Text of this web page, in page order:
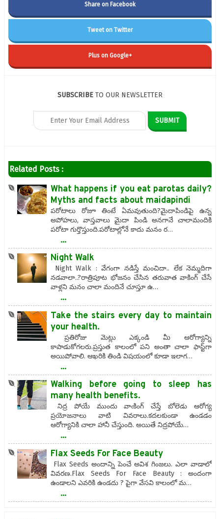
Share on Facebook
Tweet on Twitter
Plus on Google+
SUBSCRIBE TO OUR NEWSLETTER
Related Posts :
What happens if you eat parotas daily?
Myths and facts about maidapindi
పరోటాలు రోజూ తింటే ఏమవుతుంది?మైదాపిండిపై ఉన్న
అపోహలు, వాస్తవాలు మైదా పిండి అనగానే చాలామందికి
పరోటా గుర్తొస్తుంది.పరోటాల్లోనే కాదు మనం ర…
...
Night Walk
Night Walk : వేగంగా నడిస్తే మంచిదా.. లేక నెమ్మదిగా
నడవాలా..?రాత్రిపూట భోజనం చేసిన తరువాత వాకింగ్ చేసే
వాళ్లని మనం చాలా మందినే చూస్తూ ఉ…
...
Take the stairs every day to maintain
your health.
ప్రతిరోజు మెట్లు ఎక్కండి మీ ఆరోగ్యాన్ని
కాపాడుకోగలరు.ప్రస్తుత కాలంలో పని అంతా చాలా ఫాస్ట్‌గా
అయిపోవాలి. ఆఖరికి తిండి విషయంలో కూడా ఇలాగ…
...
Walking before going to sleep has
many health benefits.
నిద్ర పోయే ముందు వాఁకింగ్ చేస్తే బోలెడు ఆరోగ్య
ప్రయోజనాలు వాటి వివరాలు.కదలకుండా ఉండడం
ఆరోగ్యానికి చాలా హానీ చేస్తుంది. అయితే నిద్రపోయే…
...
Flax Seeds For Face Beauty
Flax Seeds అందాన్ని పెంచే అవిశ గింజలు. ఎలా వాడాలో
వివరణ.Flax Seeds For Face Beauty : అందంగా
ఉండాలని ఎవరికి ఉండదు ? పైగా వేసవి కాలంలో మ…
...